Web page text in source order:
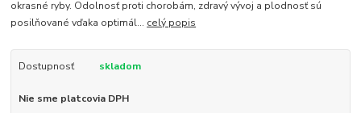
okrasné ryby. Odolnosť proti chorobám, zdravý vývoj a plodnosť sú
posilňované vďaka optimál... celý popis
Dostupnosť skladom
Nie sme platcovia DPH